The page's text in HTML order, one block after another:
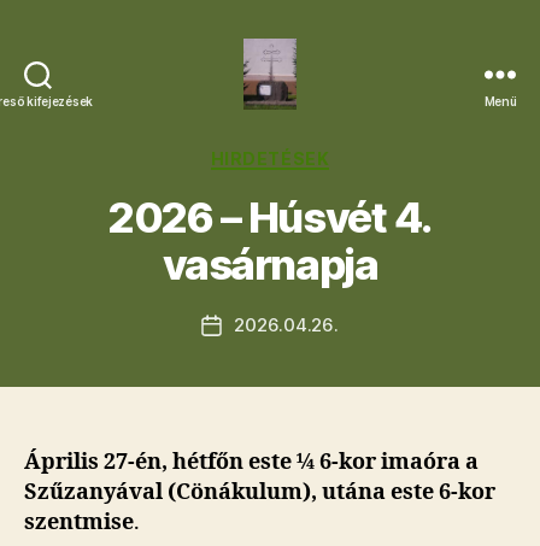
kifejezések
Egyházközség
Menü
Kategóriák
HIRDETÉSEK
2026 – Húsvét 4.
vasárnapja
Bejegyzés
2026.04.26.
Április 27-én, hétfőn este ¼ 6-kor imaóra a
Szűzanyával (Cönákulum), utána este 6-kor
szentmise.